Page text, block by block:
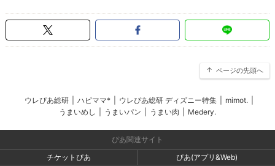
ページの先頭へ
ウレぴあ総研 ハピママ* ウレぴあ総研 ディズニー特集 mimot.
うまいめし
うまいパン うまい肉 Medery.
ぴあ関連サイト
チケットぴあ
ぴあ(アプリ&Web)